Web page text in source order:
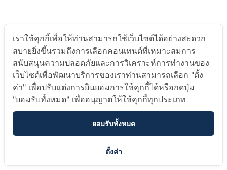
เราใช้คุกกี้เพื่อให้ท่านสามารถใช้เว็บไซต์ได้อย่างสะดวก
สบายยิ่งขึ้นรวมถึงการเลือกคอนเทนต์ที่เหมาะสมการ
สนับสนุนความปลอดภัยและการวิเคราะห์การทำงานของ
เว็บไซต์เพื่อพัฒนาบริการของเราท่านสามารถเลือก "ตั้ง
ค่า" เพื่อปรับแต่งการยินยอมการใช้คุกกี้ได้หรือกดปุ่ม
"ยอมรับทั้งหมด" เพื่ออนุญาตให้ใช้คุกกี้ทุกประเภท
ยอมรับทั้งหมด
ตั้งค่า